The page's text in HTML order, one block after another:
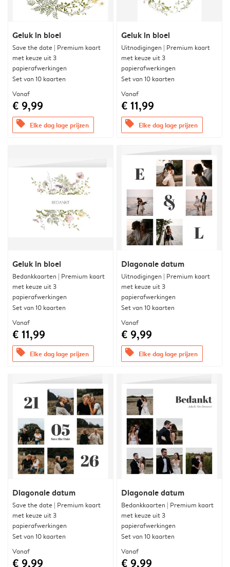
Geluk in bloei
Save the date | Premium kaart
met keuze uit 3
papierafwerkingen
Set van 10 kaarten
Vanaf
€ 9,99
offers Elke dag lage prijzen
Geluk in bloei
Uitnodigingen | Premium kaart
met keuze uit 3
papierafwerkingen
Set van 10 kaarten
Vanaf
€ 11,99
offers Elke dag lage prijzen
Geluk in bloei
Bedankkaarten | Premium kaart
met keuze uit 3
papierafwerkingen
Set van 10 kaarten
Vanaf
€ 11,99
offers Elke dag lage prijzen
Diagonale datum
Uitnodigingen | Premium kaart
met keuze uit 3
papierafwerkingen
Set van 10 kaarten
Vanaf
€ 9,99
offers Elke dag lage prijzen
Diagonale datum
Save the date | Premium kaart
met keuze uit 3
papierafwerkingen
Set van 10 kaarten
Vanaf
€ 9,99
Diagonale datum
Bedankkaarten | Premium kaart
met keuze uit 3
papierafwerkingen
Set van 10 kaarten
Vanaf
€ 9,99